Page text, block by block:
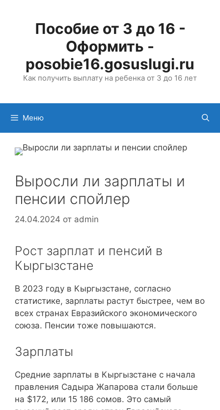
содержимомуПособие от 3 до 16 -
Оформить -
posobie16.gosuslugi.ru
Как получить выплату на ребенка от 3 до 16 лет
Меню
Выросли ли зарплаты и
пенсии спойлер
24.04.2024 от admin
Рост зарплат и пенсий в
Кыргызстане
В 2023 году в Кыргызстане, согласно
статистике, зарплаты растут быстрее, чем во
всех странах Евразийского экономического
союза. Пенсии тоже повышаются.
Зарплаты
Средние зарплаты в Кыргызстане с начала
правления Садыра Жапарова стали больше
на $172, или 15 186 сомов. Это самый